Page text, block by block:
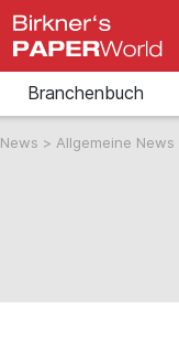
Branchenbuch
News > Allgemeine News